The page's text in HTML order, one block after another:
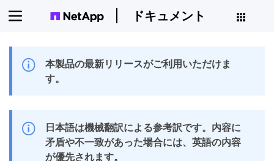
ドキュメント
本製品の最新リリースがご利用いただけま
す。
日本語は機械翻訳による参考訳です。内容に
矛盾や不一致があった場合には、英語の内容
が優先されます。